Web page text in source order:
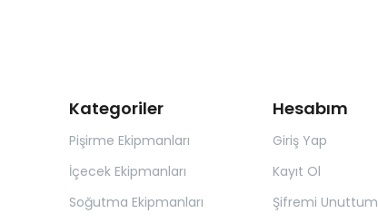
Kategoriler
Pişirme Ekipmanları
İçecek Ekipmanları
Soğutma Ekipmanları
Hesabım
Giriş Yap
Kayıt Ol
Şifremi Unuttum